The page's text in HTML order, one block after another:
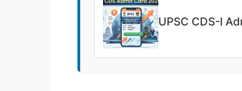
UPSC CDS-I